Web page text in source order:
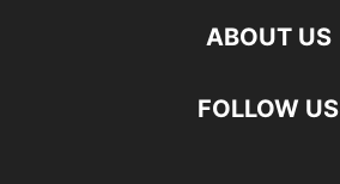
ABOUT US
FOLLOW US